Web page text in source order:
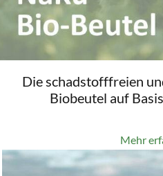
Die schadstofffreien
Biobeutel auf
Mehr